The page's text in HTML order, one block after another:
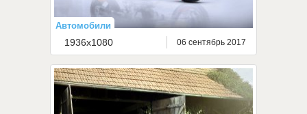
Автомобили
1936x1080 06 сентябрь 2017